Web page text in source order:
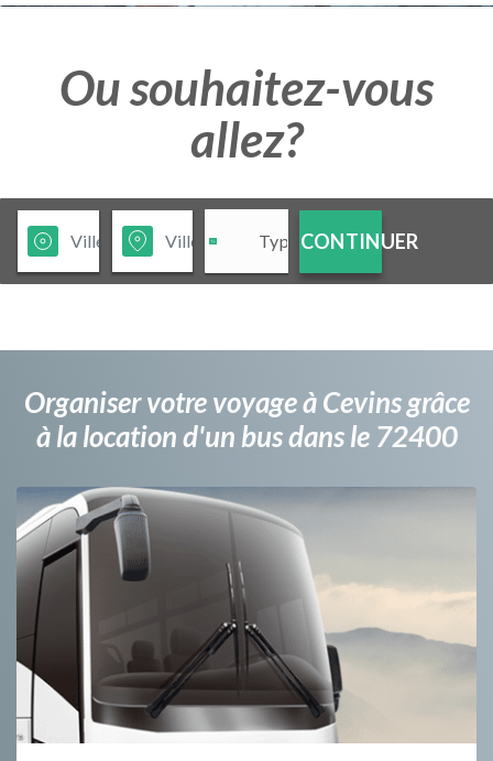
Ou souhaitez-vous
allez?
CONTINUER
Organiser votre voyage à Cevins grâce
à la location d'un bus dans le 72400